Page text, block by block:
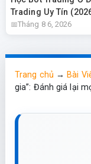
Trading Uy Tín
Tháng 8 6, 2026
Trang chủ →Bài
gia”: Đánh giá lại